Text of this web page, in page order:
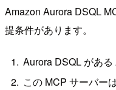
Amazon Aurora DSQL
提条件があります。
Aurora DSQL がある
この MCP サーバー